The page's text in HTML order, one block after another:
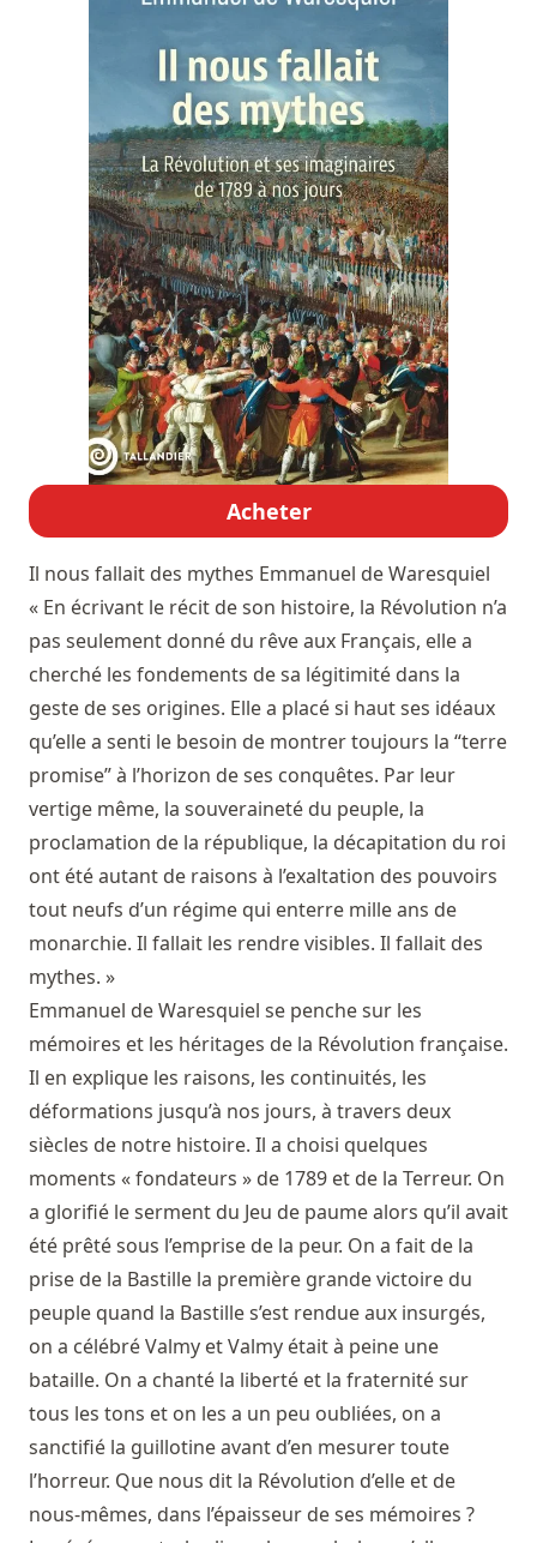
Acheter
Il nous fallait des mythes Emmanuel de Waresquiel
« En écrivant le récit de son histoire, la Révolution n’a
pas seulement donné du rêve aux Français, elle a
cherché les fondements de sa légitimité dans la
geste de ses origines. Elle a placé si haut ses idéaux
qu’elle a senti le besoin de montrer toujours la “terre
promise” à l’horizon de ses conquêtes. Par leur
vertige même, la souveraineté du peuple, la
proclamation de la république, la décapitation du roi
ont été autant de raisons à l’exaltation des pouvoirs
tout neufs d’un régime qui enterre mille ans de
monarchie. Il fallait les rendre visibles. Il fallait des
mythes. »
Emmanuel de Waresquiel se penche sur les
mémoires et les héritages de la Révolution française.
Il en explique les raisons, les continuités, les
déformations jusqu’à nos jours, à travers deux
siècles de notre histoire. Il a choisi quelques
moments « fondateurs » de 1789 et de la Terreur. On
a glorifié le serment du Jeu de paume alors qu’il avait
été prêté sous l’emprise de la peur. On a fait de la
prise de la Bastille la première grande victoire du
peuple quand la Bastille s’est rendue aux insurgés,
on a célébré Valmy et Valmy était à peine une
bataille. On a chanté la liberté et la fraternité sur
tous les tons et on les a un peu oubliées, on a
sanctifié la guillotine avant d’en mesurer toute
l’horreur. Que nous dit la Révolution d’elle et de
nous-mêmes, dans l’épaisseur de ses mémoires ?